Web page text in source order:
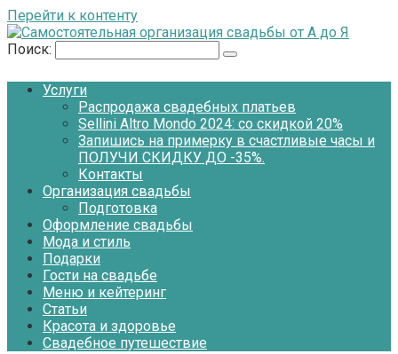
Перейти к контенту
Поиск:
Услуги
Распродажа свадебных платьев
Sellini Altro Mondo 2024: со скидкой 20%
Запишись на примерку в счастливые часы и
ПОЛУЧИ СКИДКУ ДО -35%.
Контакты
Организация свадьбы
Подготовка
Оформление свадьбы
Мода и стиль
Подарки
Гости на свадьбе
Меню и кейтеринг
Статьи
Красота и здоровье
Свадебное путешествие